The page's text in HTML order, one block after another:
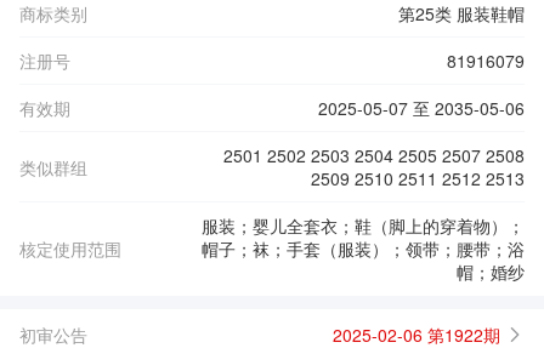
商标类别
第25类 服装鞋帽
注册号
81916079
有效期
2025-05-07 至 2035-05-06
类似群组
2501 2502 2503 2504 2505 2507 2508
2509 2510 2511 2512 2513
核定使用范围
服装；婴儿全套衣；鞋（脚上的穿着物）；
帽子；袜；手套（服装）；领带；腰带；浴
帽；婚纱
初审公告 2025-02-06 第1922期